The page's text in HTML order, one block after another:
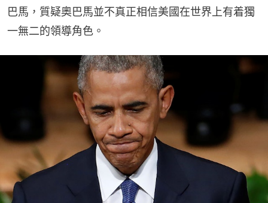
巴馬，質疑奧巴馬並不真正相信美國在世界上有着獨
一無二的領導角色。